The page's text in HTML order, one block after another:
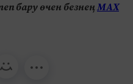
бару өчен безнеңМАХ